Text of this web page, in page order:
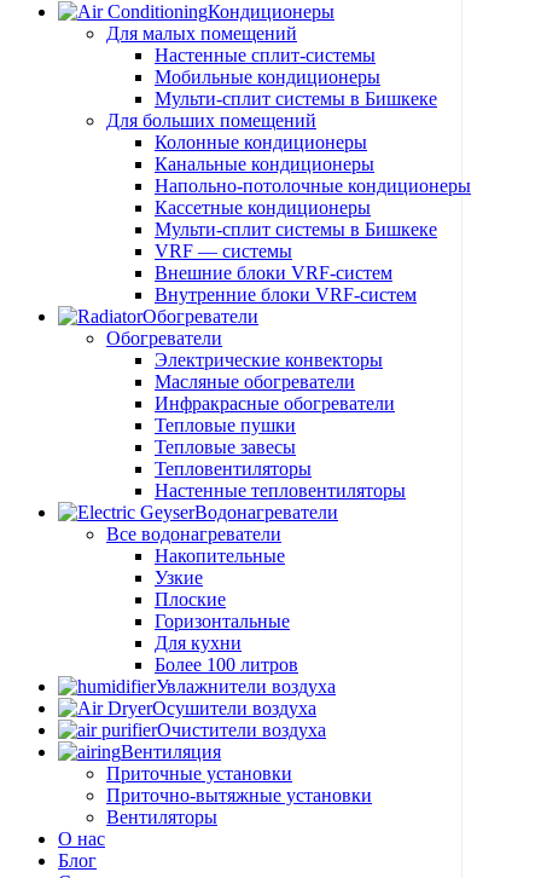
Кондиционеры
Для малых помещений
Настенные сплит-системы
Мобильные кондиционеры
Мульти-сплит системы в Бишкеке
Для больших помещений
Колонные кондиционеры
Канальные кондиционеры
Напольно-потолочные кондиционеры
Кассетные кондиционеры
Мульти-сплит системы в Бишкеке
VRF — системы
Внешние блоки VRF-систем
Внутренние блоки VRF-систем
Обогреватели
Обогреватели
Электрические конвекторы
Масляные обогреватели
Инфракрасные обогреватели
Тепловые пушки
Тепловые завесы
Тепловентиляторы
Настенные тепловентиляторы
Водонагреватели
Все водонагреватели
Накопительные
Узкие
Плоские
Горизонтальные
Для кухни
Более 100 литров
Увлажнители воздуха
Осушители воздуха
Очистители воздуха
Вентиляция
Приточные установки
Приточно-вытяжные установки
Вентиляторы
О нас
Блог